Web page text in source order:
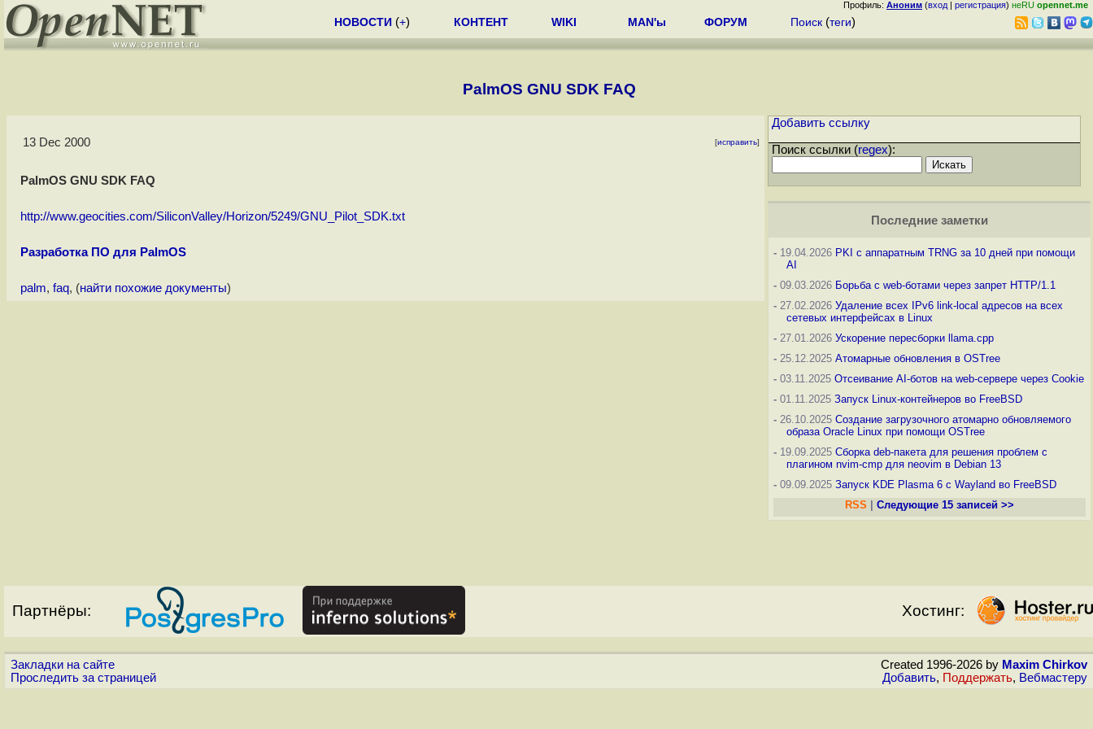
Профиль: Аноним (вход | регистрация) неRU opennet.me
НОВОСТИ (+) КОНТЕНТ WIKI MAN'ы ФОРУМ Поиск (теги)
PalmOS GNU SDK FAQ
13 Dec 2000 [исправить]
PalmOS GNU SDK FAQ
http://www.geocities.com/SiliconValley/Horizon/5249/GNU_Pilot_SDK.txt
Разработка ПО для PalmOS
palm, faq, (найти похожие документы)
Добавить ссылку
Поиск ссылки (regex):
Последние заметки
- 19.04.2026 PKI с аппаратным TRNG за 10 дней при помощи
AI
- 09.03.2026 Борьба с web-ботами через запрет HTTP/1.1
- 27.02.2026 Удаление всех IPv6 link-local адресов на всех
сетевых интерфейсах в Linux
- 27.01.2026 Ускорение пересборки llama.cpp
- 25.12.2025 Атомарные обновления в OSTree
- 03.11.2025 Отсеивание AI-ботов на web-сервере через Cookie
- 01.11.2025 Запуск Linux-контейнеров во FreeBSD
- 26.10.2025 Создание загрузочного атомарно обновляемого
образа Oracle Linux при помощи OSTree
- 19.09.2025 Сборка deb-пакета для решения проблем с
плагином nvim-cmp для neovim в Debian 13
- 09.09.2025 Запуск KDE Plasma 6 с Wayland во FreeBSD
RSS
Следующие 15 записей >>
Партнёры: Хостинг:
Закладки на сайте
Проследить за страницей
Created 1996-2026 by Maxim Chirkov
Добавить, Поддержать, Вебмастеру